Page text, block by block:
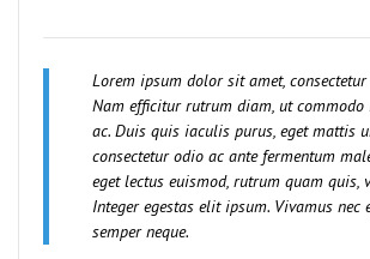
Lorem ipsum dolor sit amet,
Nam efficitur rutrum diam, ut commodo
ac. Duis quis iaculis purus, eget mattis
consectetur odio ac ante fermentum
eget lectus euismod, rutrum quam quis,
Integer egestas elit ipsum. Vivamus nec
semper neque.